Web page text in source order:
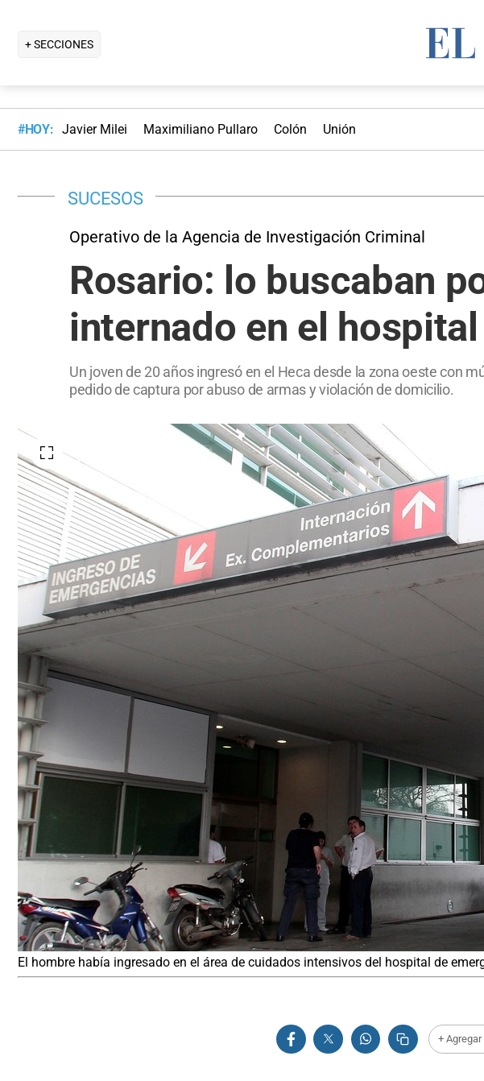
+ SECCIONES
#HOY: Javier Milei Maximiliano Pullaro Colón Unión
SUCESOS
Operativo de la Agencia de Investigación Criminal
Rosario: lo buscaban
internado en el hospital
Un joven de 20 años ingresó en el Heca desde la zona oeste con
pedido de captura por abuso de armas y violación de domicilio.
El hombre había ingresado en el área de cuidados intensivos del hospital de
+